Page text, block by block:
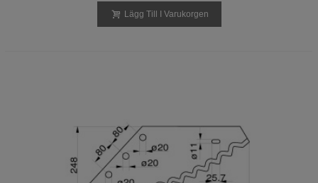
Lägg Till I Varukorgen